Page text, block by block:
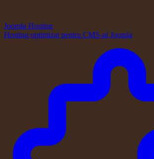
Joomla Hosting
Hosting optimizat pentru CMS-ul Joomla